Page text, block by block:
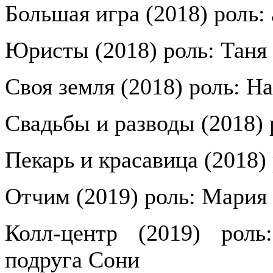
Большая игра (2018) роль:
Юристы (2018) роль: Таня
Своя земля (2018) роль:
Свадьбы и разводы (2018)
Пекарь и красавица
Отчим (2019) роль: Мария
Колл-центр (2019)
подруга Сони